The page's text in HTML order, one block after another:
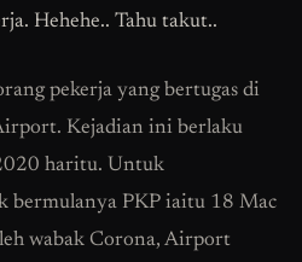
Hehehe.. Tahu takut..
pekerja yang bertugas di
Kejadian ini berlaku
haritu. Untuk
bermulanya PKP iaitu 18 Mac
wabak Corona, Airport